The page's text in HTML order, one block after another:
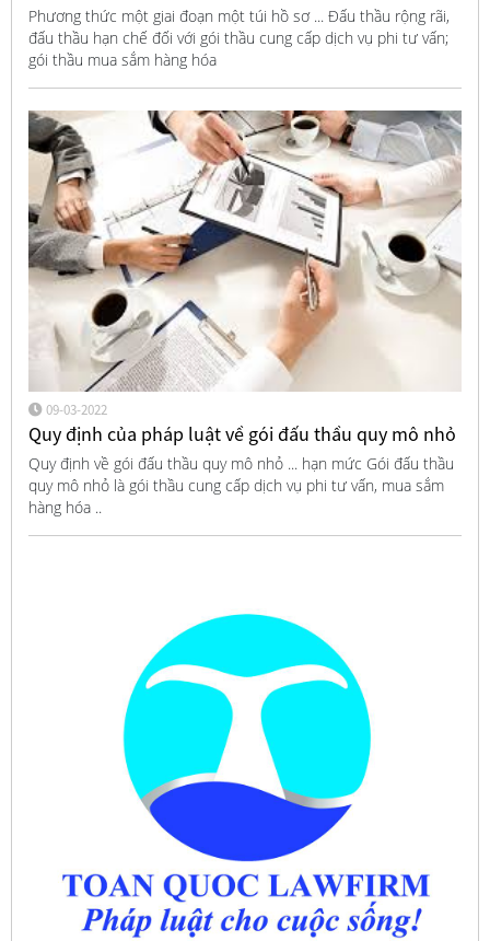
Phương thức một giai đoạn một túi hồ sơ ... Đấu thầu rộng rãi,
đấu thầu hạn chế đối với gói thầu cung cấp dịch vụ phi tư vấn;
gói thầu mua sắm hàng hóa
09-03-2022
Quy định của pháp luật về gói đấu thầu quy mô nhỏ
Quy định về gói đấu thầu quy mô nhỏ ... hạn mức Gói đấu thầu
quy mô nhỏ là gói thầu cung cấp dịch vụ phi tư vấn, mua sắm
hàng hóa ..